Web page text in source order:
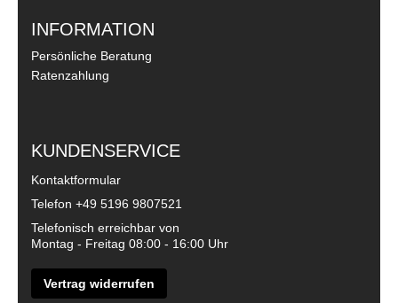
INFORMATION
Persönliche Beratung
Ratenzahlung
KUNDENSERVICE
Kontaktformular
Telefon +49 5196 9807521
Telefonisch erreichbar von
Montag - Freitag 08:00 - 16:00 Uhr
Vertrag widerrufen